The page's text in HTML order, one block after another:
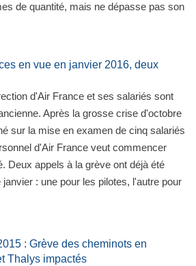
de quantité, mais ne dépasse pas son
en vue en janvier 2016, deux
d'Air France et ses salariés sont
Après la grosse crise d'octobre
sur la mise en examen de cinq salariés
d'Air France veut commencer
Deux appels à la grève ont déjà été
: une pour les pilotes, l'autre pour
: Grève des cheminots en
Thalys impactés